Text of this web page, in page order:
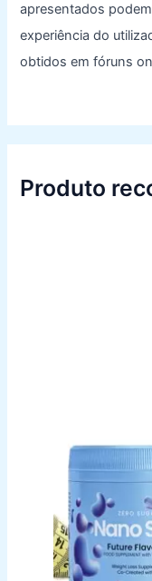
apresentados
experiência do
obtidos em fóruns
Produto